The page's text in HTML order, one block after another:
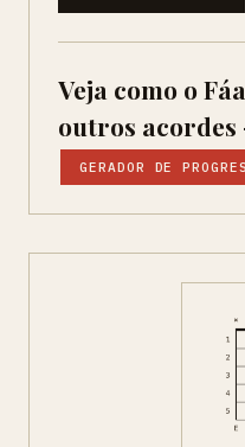
Veja como o
outros
GERADOR DE